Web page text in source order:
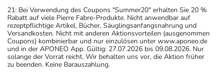
21: Bei Verwendung des Coupons "Summer20" erhalten Sie 20 %
Rabatt auf viele Pierre Fabre-Produkte. Nicht anwendbar auf
rezeptpflichtige Artikel, Bücher, Säuglingsanfangsnahrung und
Versandkosten. Nicht mit anderen Aktionsvorteilen (ausgenommen
Coupons) kombinierbar und nur einzulösen unter www.aponeo.de
und in der APONEO App. Gültig: 27.07.2026 bis 09.08.2026. Nur
solange der Vorrat reicht. Wir behalten uns vor, die Aktion früher
zu beenden. Keine Barauszahlung.